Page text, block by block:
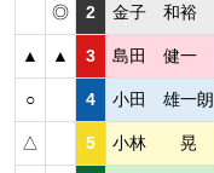
◎ 2 金子 和裕
▲ ▲ 3 島田 健一
○ 4 小田 雄一朗
△ 5 小林 晃